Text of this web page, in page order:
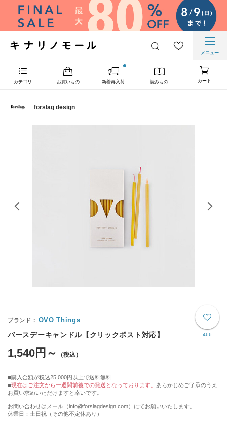
メニュー
カテゴリ お買いもの 新着再入荷 読みもの カート
forslag design
466
OVO Things
バースデーキャンドル【クリックポスト対応】
1,540円～
購入金額が税込25,000円以上で送料無料
現在はご注文から一週間前後での発送となっております。 あらかじめご了承のうえ
お買い求めいただけますと幸いです。
お問い合わせはメール（info@forslagdesign.com）にてお願いいたします。
休業日：土日祝（その他不定休あり）